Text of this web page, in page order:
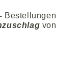
Bestellungen
von